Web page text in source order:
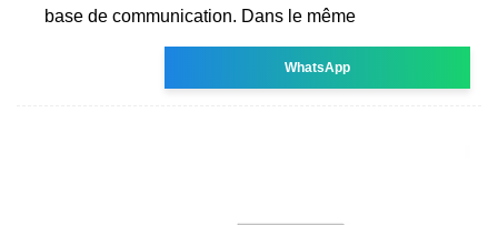
base de communication. Dans le même
WhatsApp